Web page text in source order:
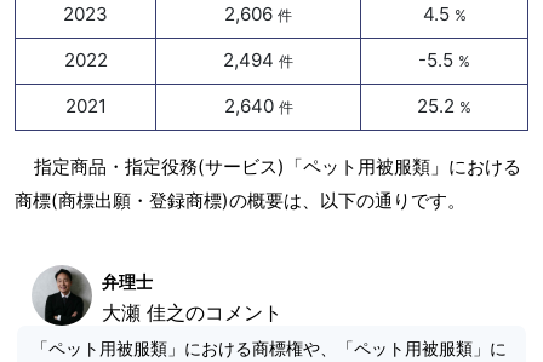
2023 2,606 件 4.5 %
2022 2,494 件 -5.5 %
2021 2,640 件 25.2 %
指定商品・指定役務(サービス)「ペット用被服類」における
商標(商標出願・登録商標)の概要は、以下の通りです。
弁理士
大瀬 佳之のコメント
「ペット用被服類」における商標権や、「ペット用被服類」に